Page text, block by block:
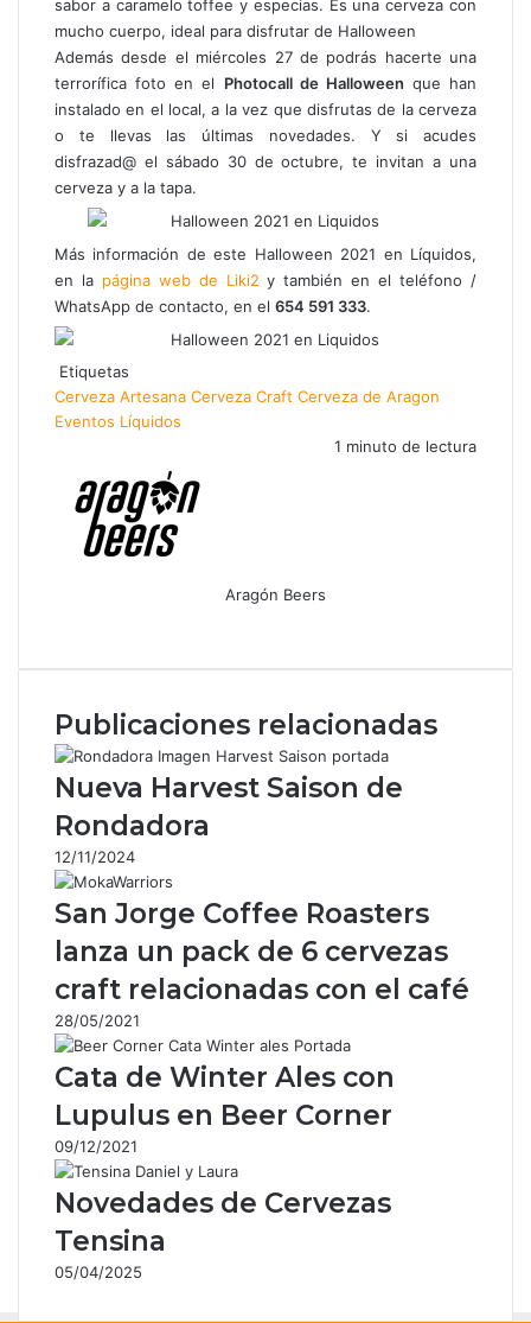
sabor a caramelo toffee y especias. Es una cerveza con
mucho cuerpo, ideal para disfrutar de Halloween
Además desde el miércoles 27 de podrás hacerte una
terrorífica foto en el Photocall de Halloween que han
instalado en el local, a la vez que disfrutas de la cerveza
o te llevas las últimas novedades. Y si acudes
disfrazad@ el sábado 30 de octubre, te invitan a una
cerveza y a la tapa.
Más información de este Halloween 2021 en Líquidos,
en la página web de Liki2 y también en el teléfono /
WhatsApp de contacto, en el 654 591 333.
Etiquetas
Cerveza Artesana Cerveza Craft Cerveza de Aragon
Eventos Líquidos
Aragón Beers
1 minuto de lectura
correo
Publicaciones relacionadas
Nueva Harvest Saison de
Rondadora
12/11/2024
San Jorge Coffee Roasters
lanza un pack de 6 cervezas
craft relacionadas con el café
28/05/2021
Cata de Winter Ales con
Lupulus en Beer Corner
09/12/2021
Novedades de Cervezas
Tensina
05/04/2025